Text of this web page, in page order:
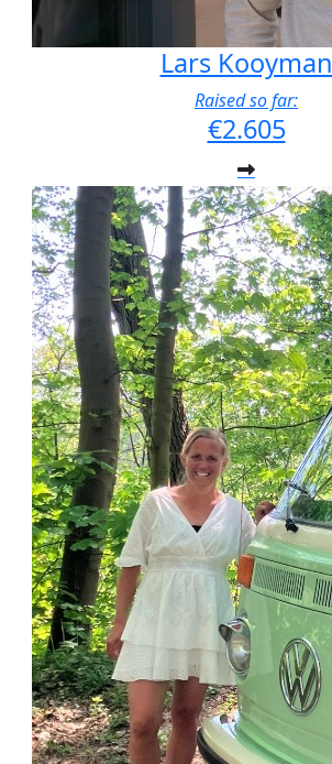
Lars Kooyman
Raised so far:
€2.605